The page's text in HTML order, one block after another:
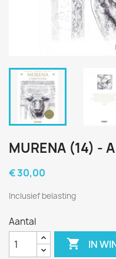
MURENA (14) -
€ 30,00
Inclusief belasting
Aantal
 IN